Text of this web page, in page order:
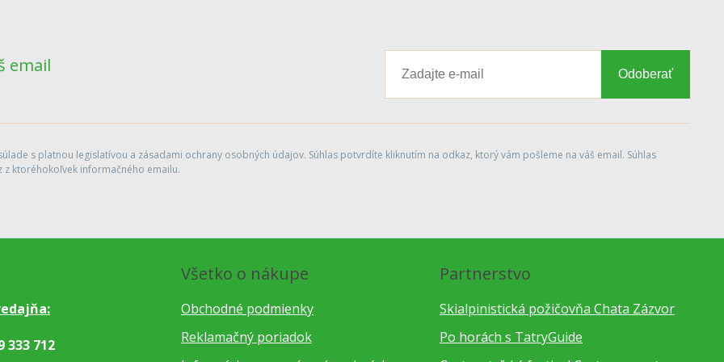
email Odoberať
s platnou legislatívou a zásadami ochrany osobných údajov. Súhlas potvrdíte kliknutím na odkaz, ktorý vám pošleme na váš email. Súhlas
ktoréhokoľvek informačného emailu.
333 712
Všetko o nákupe
Obchodné podmienky
Reklamačný poriadok
Partnerstvo
Skialpinistická požičovňa Chata Zázvor
Po horách s TatryGuide